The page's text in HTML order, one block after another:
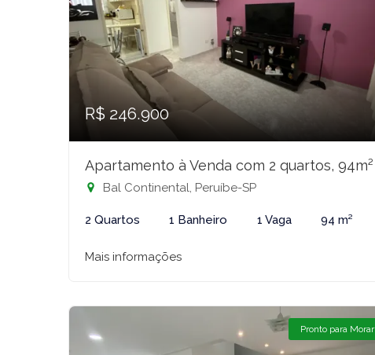
R$ 246.900
Apartamento à Venda com 2 quartos, 94m²
Bal Continental, Peruíbe-SP
2 Quartos 1 Banheiro 1 Vaga 94 m²
Mais informações
Pronto para Morar